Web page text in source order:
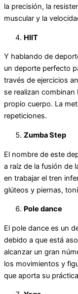
la precisión, la
muscular y la
HIIT
Y hablando de
un deporte perfecto
través de ejercicios
se realizan combinan
propio cuerpo. La
repeticiones.
Zumba Step
El nombre de este
a raíz de la fusión de
en trabajar el tren
glúteos y piernas,
Pole dance
El pole dance es un
debido a que está
alcanzar un gran
los movimientos y
que aporta su